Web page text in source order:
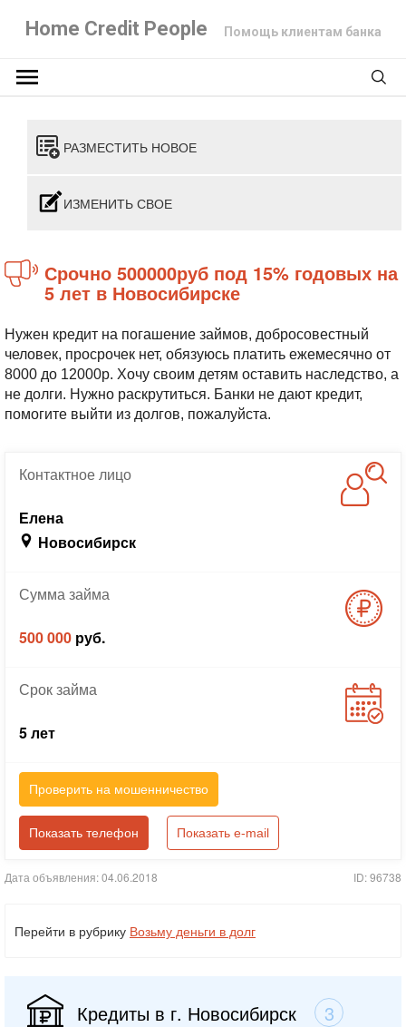
Home Credit People Помощь клиентам банка
РАЗМЕСТИТЬ НОВОЕ
ИЗМЕНИТЬ СВОЕ
Срочно 500000руб под 15% годовых на
5 лет в Новосибирске
Нужен кредит на погашение займов, добросовестный
человек, просрочек нет, обязуюсь платить ежемесячно от
8000 до 12000р. Хочу своим детям оставить наследство, а
не долги. Нужно раскрутиться. Банки не дают кредит,
помогите выйти из долгов, пожалуйста.
Контактноелицо
Елена
Новосибирск
Суммазайма
500 000 руб.
Срокзайма
5 лет
Проверить на мошенничество
Показать телефон Показать e-mail
Дата объявления: 04.06.2018 ID: 96738
Перейти в рубрику Возьму деньги в долг
Кредиты в г. Новосибирск 3